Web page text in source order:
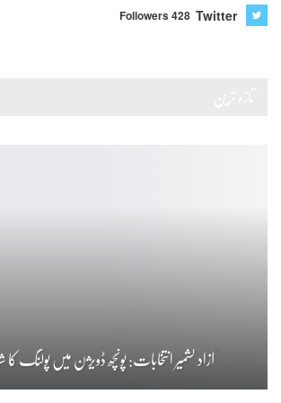
Twitter
Followers 428
آزاد کشمیر انتخابات: پونچھ ڈویژن میں پولنگ